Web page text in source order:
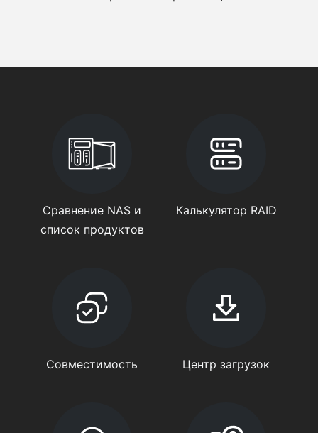
Сравнение NAS и
список продуктов
Калькулятор RAID
Совместимость Центр загрузок